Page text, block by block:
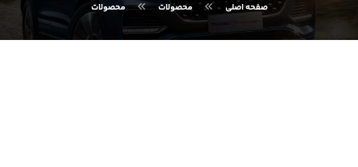
صفحه اصلی محصولات محصولات